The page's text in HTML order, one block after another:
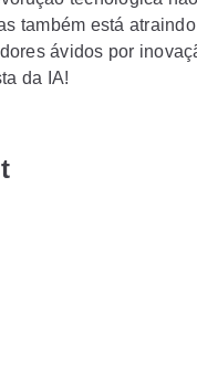
também está
ávidos por
da IA!